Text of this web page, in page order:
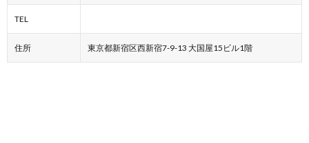
TEL
住所 東京都新宿区西新宿7-9-13 大国屋15ビル1階